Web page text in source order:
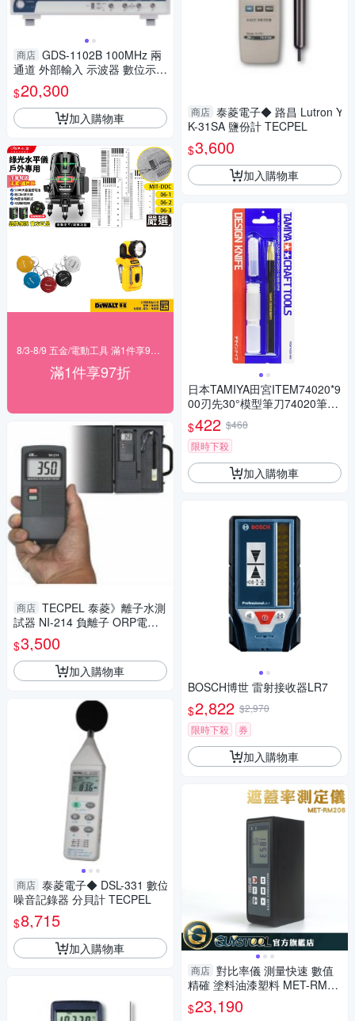
商店 GDS-1102B 100MHz 兩
通道 外部輸入 示波器 數位示波
器 TECPEL泰菱電子 GWInstek
固緯
$20,300
加入購物車
滿1件享97折
商店 TECPEL 泰菱》離子水測
試器 NI-214 負離子 ORP電極
氧化還原
$3,500
加入購物車
商店 泰菱電子◆ DSL-331 數位
噪音記錄器 分貝計 TECPEL
$8,715
加入購物車
商店 泰菱電子◆ 路昌 Lutron Y
K-31SA 鹽份計 TECPEL
$3,600
加入購物車
日本TAMIYA田宮ITEM74020*9
00刃先30°模型筆刀74020筆刀
含30枚刀片
$422 $468
限時下殺
加入購物車
BOSCH博世 雷射接收器LR7
$2,822 $2,970
限時下殺
券
加入購物車
商店 對比率儀 測量快速 數值
精確 塗料油漆塑料 MET-RM20
6 遮蓋力測試儀 測量器
$23,190